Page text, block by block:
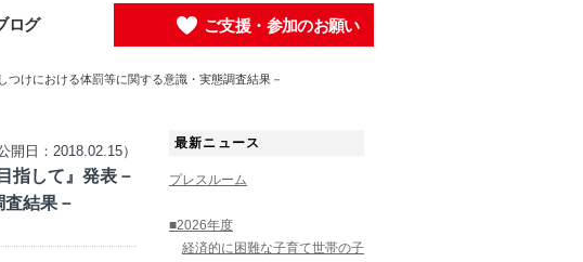
ログ ご支援・参加のお願い
けにおける体罰等に関する意識・実態調査結果－
公開日：2018.02.15）
指して』発表－
結果－
最新ニュース
プレスルーム
■2026年度
経済的に困難な子育て世帯の子